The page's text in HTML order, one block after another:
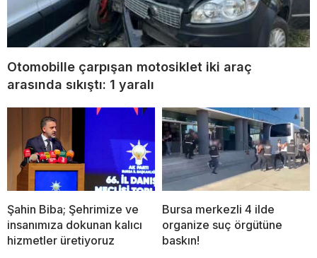
Otomobille çarpışan motosiklet iki araç
arasında sıkıştı: 1 yaralı
Şahin Biba; Şehrimize ve
insanımıza dokunan kalıcı
hizmetler üretiyoruz
Bursa merkezli 4 ilde
organize suç örgütüne
baskın!